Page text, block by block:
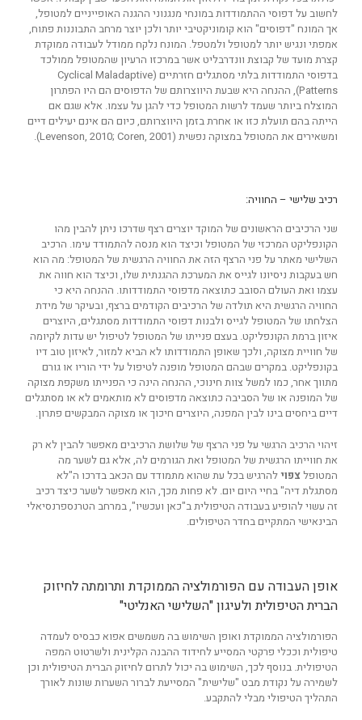
לחשוב על דפוסי ההתמודדות במונחי מנגנוני ההגנה האופייניים למטופל,
אך המונח "דפוסים" הוא קומוניקטיבי יותר ולכן יוצר מרחב התבוננות פתוח,
אמפתי ונגיש יותר למטופל ולמטפל. המונח נלקח ממודל לעבודה ממוקדת
קצרת מועד של קבוצת וונדרבליט אשר במרכזו הרעיון שהמטופל ממולכד
בדפוסי התמודדות בלתי מסתגלים חזרתיים (Cyclical Maladaptive
Patterns), ההנחה היא שבעת היווצרותם של הדפוסים הם היו הפתרון
המוצלח ביותר שעמד לרשות המטופל כדי להגן על עצמו. אלא שגם אם
הייתה בהם תועלת כזו או אחרת בזמן היווצרותם, כיום הם אינם יעילים דיים
ומשאירים את המטופל במצוקה נפשית (Levenson, 2010; Coren, 2001).
רכיב שלישי – החוויה:
שני הרכיבים הראשונים של המוקד יוצרים רצף שדרכו ניתן להבין מהו
הקונפליקט המרכזי של המטופל וכיצד הוא מנסה להתמודד עימו. הרכיב
השלישי מאתר על פני הרצף הזה את החוויה הרגשית של המטופל: מה הוא
חש בעקבות ניסיונו לגייס את המערכת ההגנתית שלו, וכיצד הוא חווה את
עצמו ואת העולם הסובב כתוצאה מדפוסי התמודדותו. ההנחה היא כי
החוויה הרגשית היא תולדה של הרכיבים הקודמים ברצף, ובעיקר של מידת
הצלחתו של המטופל לגייס ולבנות דפוסי התמודדות מסתגלים, היוצרים
איזון ברמת הקונפליקט. בעצם פנייתו של המטופל לטיפול יש עדות לקיומה
של חוויית מצוקה, ולכך שאופן התמודדותו לא הביא למזור, לאיזון טוב דיו
בקונפליקט. במקרים שבהם המטופל מופנה לטיפול על ידי הוריו או גורם
מתווך אחר, כמו למשל צוות חינוכי, ההנחה הינה כי הפנייתו משקפת מצוקה
של המופנה או של הסביבה כתוצאה מדפוסים לא מותאמים לא או מסתגלים
דיים ביחסים בינו לבין המפנה, היוצרים חיכוך או מצוקה המבקשים פתרון.
זיהוי הרכיב הרגשי על פני הרצף של שלושת הרכיבים מאפשר להבין לא רק
את חווייתו הרגשית של המטופל ואת הגורמים לה, אלא גם לשער מה
המטופלצפוילהרגיש בכל עת שהוא מתמודד עם הכאב בדרכו ה"לא
מסתגלת דיה" בחיי היום יום. לא פחות מכך, הוא מאפשר לשער כיצד רכיב
זה עשוי להופיע בעבודה הטיפולית ב"כאן ועכשיו", במרחב הטרנספרנסיאלי
הבינאישי המתקיים בחדר הטיפולים.
אופן העבודה עם הפורמולציה הממוקדת ותרומתה לחיזוק
הברית הטיפולית ולעיגון "השלישי האנליטי"
הפורמולציה הממוקדת ואופן השימוש בה משמשים אפוא כבסיס לעמדה
טיפולית וככלי פרקטי המסייע לחידוד ההבנה הקלינית ולשרטוט המפה
הטיפולית. בנוסף לכך, השימוש בה יכול לתרום לחיזוק הברית הטיפולית וכן
לשמירה על נקודת מבט "שלישית" המסייעת לברור השערות שונות לאורך
התהליך הטיפולי מבלי להתקבע.